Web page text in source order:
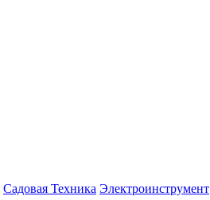
Садовая Техника Электроинструмент